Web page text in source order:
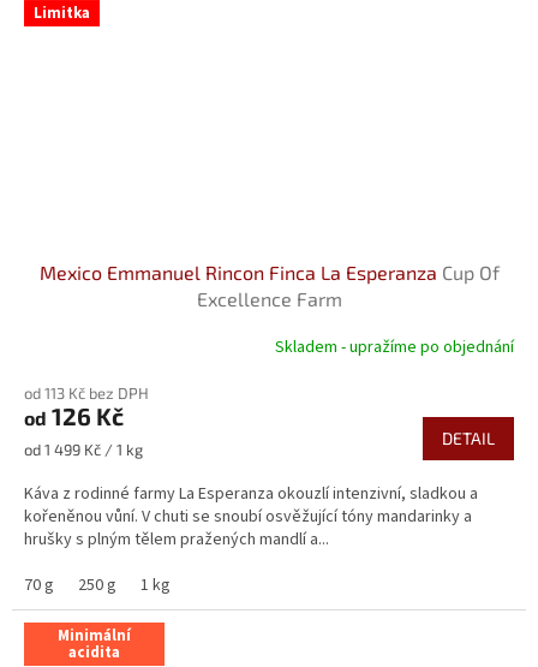
Limitka
Mexico Emmanuel Rincon Finca La Esperanza Cup Of
Excellence Farm
produktu
je
5,0
z
5
hvězdiček.
Skladem - upražíme po objednání
od 113 Kč bez DPH
od 126 Kč
Měrná
od 1 499 Kč / 1 kg
DETAIL
Káva z rodinné farmy La Esperanza okouzlí intenzivní, sladkou a
kořeněnou vůní. V chuti se snoubí osvěžující tóny mandarinky a
hrušky s plným tělem pražených mandlí a...
70 g
250 g 1 kg
Minimální
acidita